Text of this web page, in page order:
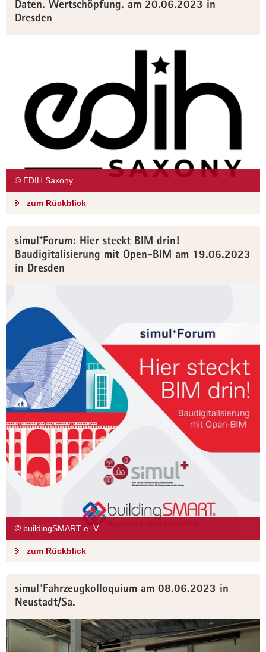
Daten. Wertschöpfung. am 20.06.2023 in
Dresden
© EDIH Saxony
zum Rückblick
simul⁺Forum: Hier steckt BIM drin!
Baudigitalisierung mit Open-BIM am 19.06.2023
in Dresden
© buildingSMART e. V.
zum Rückblick
simul⁺Fahrzeugkolloquium am 08.06.2023 in
Neustadt/Sa.